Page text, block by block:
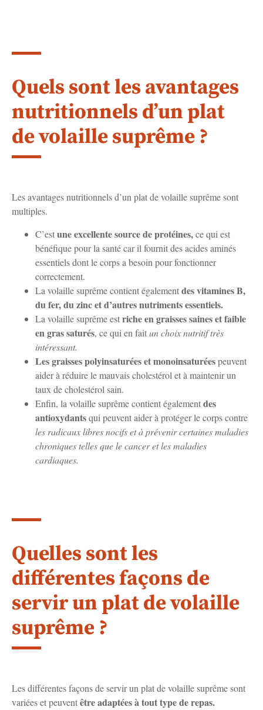
Quels sont les avantages
nutritionnels d’un plat
de volaille suprême ?
Les avantages nutritionnels d’un plat de volaille suprême sont
multiples.
C’estune excellente source de protéines,ce qui est
bénéfique pour la santé car il fournit des acides aminés
essentiels dont le corps a besoin pour fonctionner
correctement.
La volaille suprême contient égalementdes vitamines B,
du fer, du zinc et d’autres nutriments essentiels.
La volaille suprême estriche en graisses saines et faible
en gras saturés, ce qui en faitun choix nutritif très
intéressant.
Les graisses polyinsaturées et monoinsaturéespeuvent
aider à réduire le mauvais cholestérol et à maintenir un
taux de cholestérol sain.
Enfin, la volaille suprême contient égalementdes
antioxydantsqui peuvent aider à protéger le corps contre
les radicaux libres nocifs et à prévenir certaines maladies
chroniques telles que le cancer et les maladies
cardiaques.
Quelles sont les
différentes façons de
servir un plat de volaille
suprême ?
Les différentes façons de servir un plat de volaille suprême sont
variées et peuventêtre adaptées à tout type de repas.